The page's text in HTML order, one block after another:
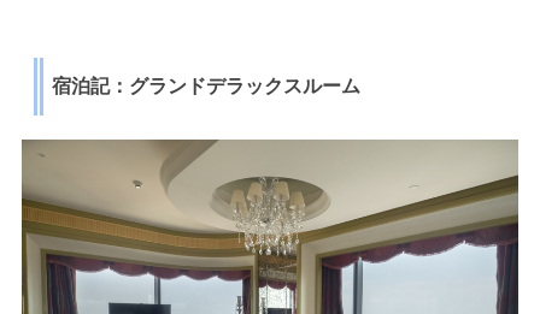
宿泊記：グランドデラックスルーム